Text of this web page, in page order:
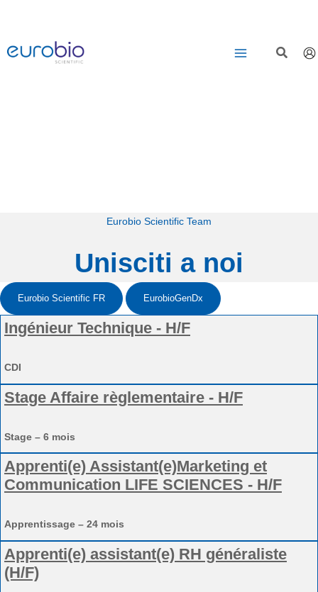
contenuto
Eurobio Scientific Team
Unisciti a noi
Eurobio Scientific FR EurobioGenDx
Ingénieur Technique - H/F
CDI
Stage Affaire règlementaire - H/F
Stage – 6 mois
Apprenti(e) Assistant(e)Marketing et
Communication LIFE SCIENCES - H/F
Apprentissage – 24 mois
Apprenti(e) assistant(e) RH généraliste
(H/F)